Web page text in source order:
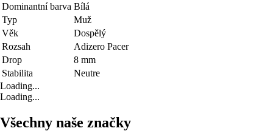
Dominantní barva Bílá
Typ
Muž
Věk
Dospělý
Rozsah
Adizero Pacer
Drop
8 mm
Stabilita
Neutre
Loading...
Loading...
Všechny naše značky